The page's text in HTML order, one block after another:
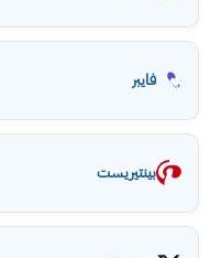
فايبر
بينتيريست